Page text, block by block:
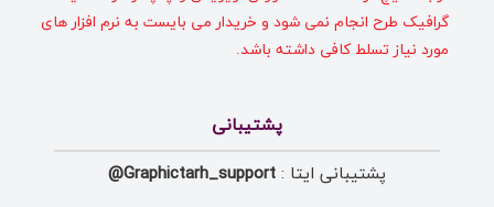
گرافیک طرح انجام نمی شود و خریدار می بایست به نرم افزار های
مورد نیاز تسلط کافی داشته باشد.
پشتیبانی
پشتیبانی ایتا : Graphictarh_support@